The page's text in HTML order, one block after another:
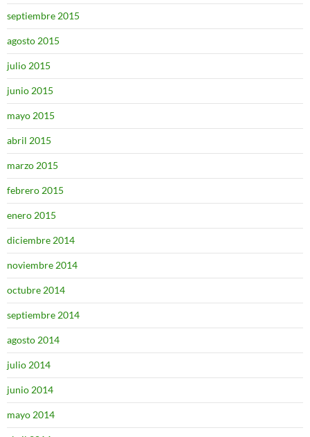
septiembre 2015
agosto 2015
julio 2015
junio 2015
mayo 2015
abril 2015
marzo 2015
febrero 2015
enero 2015
diciembre 2014
noviembre 2014
octubre 2014
septiembre 2014
agosto 2014
julio 2014
junio 2014
mayo 2014